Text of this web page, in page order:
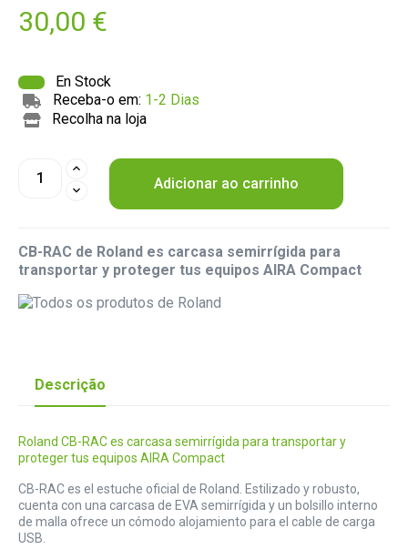
30,00 €
En Stock
Receba-o em: 1-2 Dias
Recolha na loja
Adicionar ao carrinho
CB-RAC de Roland es carcasa semirrígida para
transportar y proteger tus equipos AIRA Compact
Descrição
Roland CB-RAC es carcasa semirrígida para transportar y
proteger tus equipos AIRA Compact
CB-RAC es el estuche oficial de Roland. Estilizado y robusto,
cuenta con una carcasa de EVA semirrígida y un bolsillo interno
de malla ofrece un cómodo alojamiento para el cable de carga
USB.